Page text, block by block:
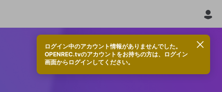
ログイン中のアカウント情報がありませんでした。
OPENREC.tvのアカウントをお持ちの方は、ログイン
画面からログインしてください。